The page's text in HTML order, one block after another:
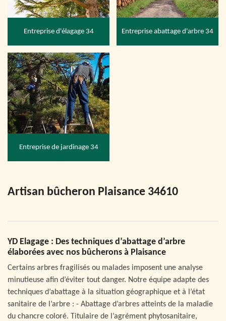
Entreprise d'élagage 34 Entreprise abattage d'arbre 34
Entreprise de jardinage 34
Artisan bûcheron Plaisance 34610
YD Elagage : Des techniques d’abattage d’arbre
élaborées avec nos bûcherons à Plaisance
Certains arbres fragilisés ou malades imposent une analyse
minutieuse afin d’éviter tout danger. Notre équipe adapte des
techniques d’abattage à la situation géographique et à l’état
sanitaire de l’arbre : - Abattage d’arbres atteints de la maladie
du chancre coloré. Titulaire de l’agrément phytosanitaire,